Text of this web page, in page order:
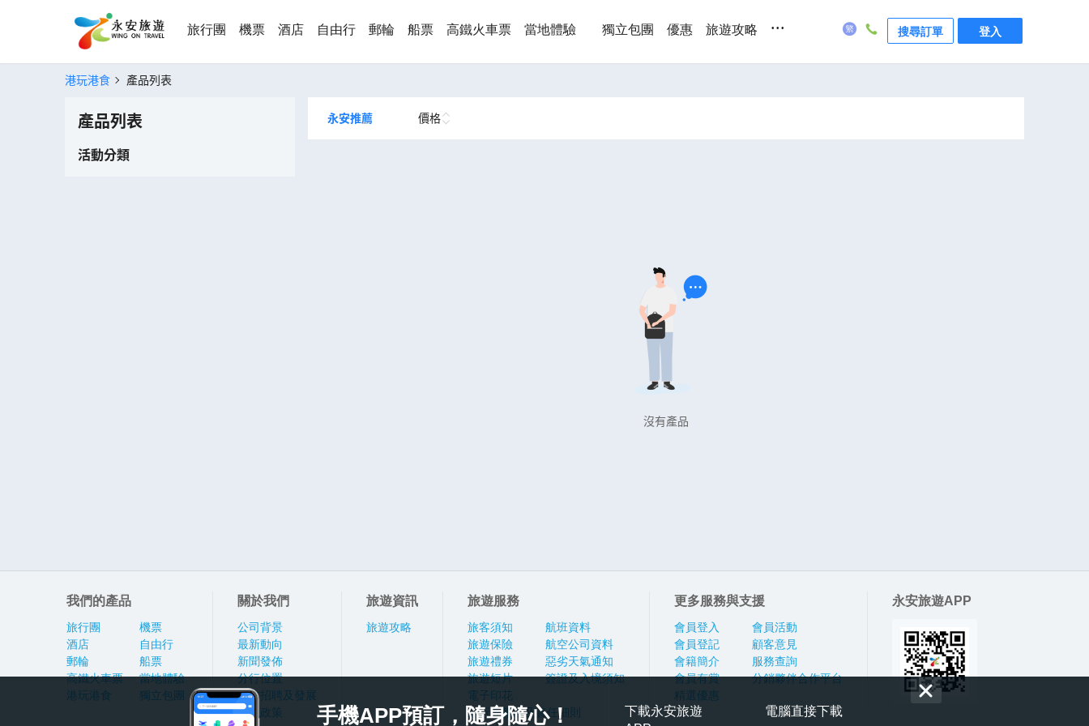
旅行團 機票 酒店 自由行 郵輪 船票 高鐵火車票 當地體驗 獨立包團 優惠 旅遊攻略 ... 搜尋訂單 登入
港玩港食 產品列表
產品列表
活動分類
永安推薦 價格
沒有產品
我們的產品
旅行團
酒店
郵輪
高鐵火車票
港玩港食
機票
自由行
船票
當地體驗
獨立包團
關於我們
公司背景
最新動向
新聞發佈
分行位置
人才招聘及發展
私隱政策
旅遊資訊
旅遊攻略
旅遊服務
旅客須知
旅遊保險
旅遊禮券
旅遊短片
電子印花
航班資料
航空公司資料
惡劣天氣通知
簽證及入境須知
旅行團報名及責任細則
更多服務與支援
會員登入
會員登記
會籍簡介
會員有賞
精選優惠
會員活動
顧客意見
服務查詢
分銷夥伴合作平台
永安旅遊APP
手機APP預訂，隨身隨心！
下載永安旅遊
電腦直接下載